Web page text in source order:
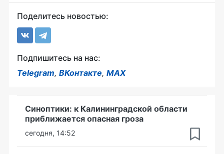
Поделитесь новостью:
Подпишитесь на нас:
Telegram, ВКонтакте, MAX
Синоптики: к Калининградской области
приближается опасная гроза
сегодня, 14:52